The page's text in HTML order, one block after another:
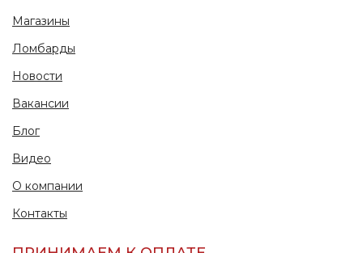
Магазины
Ломбарды
Новости
Вакансии
Блог
Видео
О компании
Контакты